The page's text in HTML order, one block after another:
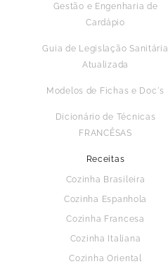
Gestão e Engenharia de
Cardápio
Guia de Legislação Sanitária
Atualizada
Modelos de Fichas e Doc´s
Dicionário de Técnicas
FRANCÊSAS
Receitas
Cozinha Brasileira
Cozinha Espanhola
Cozinha Francesa
Cozinha Italiana
Cozinha Oriental